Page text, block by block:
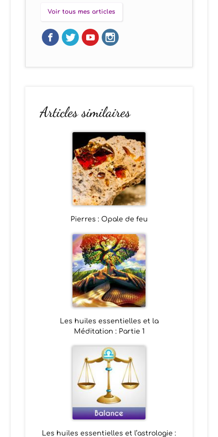
Voir tous mes articles
Articles similaires
Pierres : Opale de feu
Les huiles essentielles et la
Méditation : Partie 1
Les huiles essentielles et l’astrologie :